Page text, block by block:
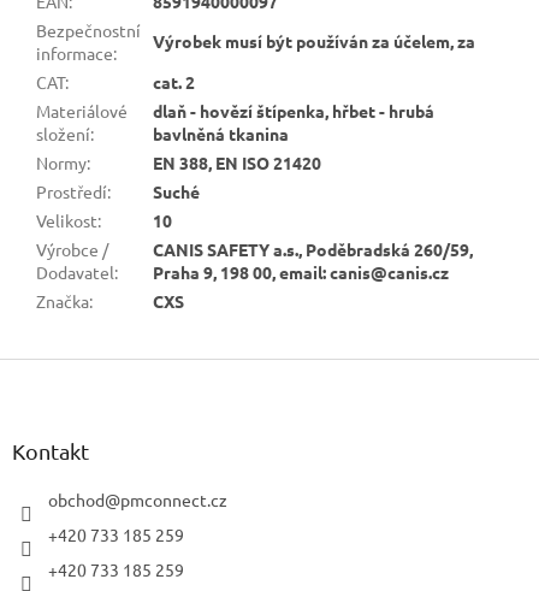
Bezpečnostní
informace:
Výrobek musí být používán za účelem, za
CAT:
cat. 2
Materiálové
složení:
dlaň - hovězí štípenka, hřbet - hrubá
bavlněná tkanina
Normy:
EN 388, EN ISO 21420
Prostředí:
Suché
Velikost:
10
Výrobce /
Dodavatel:
CANIS SAFETY a.s., Poděbradská 260/59,
Praha 9, 198 00, email: canis@canis.cz
Značka: CXS
Z
Kontakt
obchod@pmconnect.cz
+420 733 185 259
+420 733 185 259